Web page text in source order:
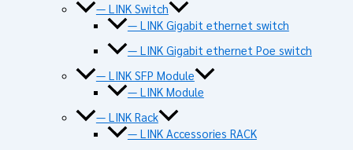
— LINK Switch
— LINK Gigabit ethernet switch
— LINK Gigabit ethernet Poe switch
— LINK SFP Module
— LINK Module
— LINK Rack
— LINK Accessories RACK